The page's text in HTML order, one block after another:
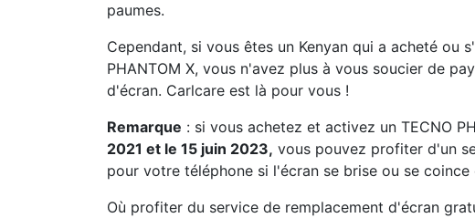
paumes.
Cependant, si vous êtes un Kenyan qui a acheté ou
PHANTOM X, vous n'avez plus à vous soucier de
d'écran. Carlcare est là pour vous !
Remarque : si vous achetez et activez un TECNO
2021 et le 15 juin 2023, vous pouvez profiter d'un
pour votre téléphone si l'écran se brise ou se
Où profiter du service de remplacement d'écran